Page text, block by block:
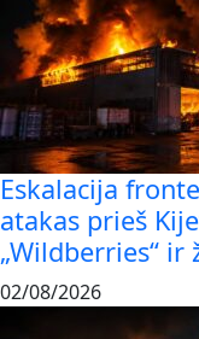
Eskalacija
atakas prieš
„Wildberries“ ir
02/08/2026